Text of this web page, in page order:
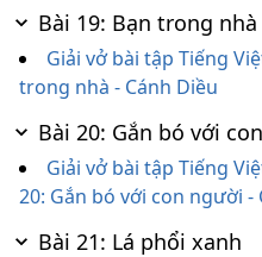
Bài 19: Bạn trong nhà
Giải vở bài tập Tiếng
trong nhà - Cánh Diều
Bài 20: Gắn bó với
Giải vở bài tập Tiếng
20: Gắn bó với con người -
Bài 21: Lá phổi xanh